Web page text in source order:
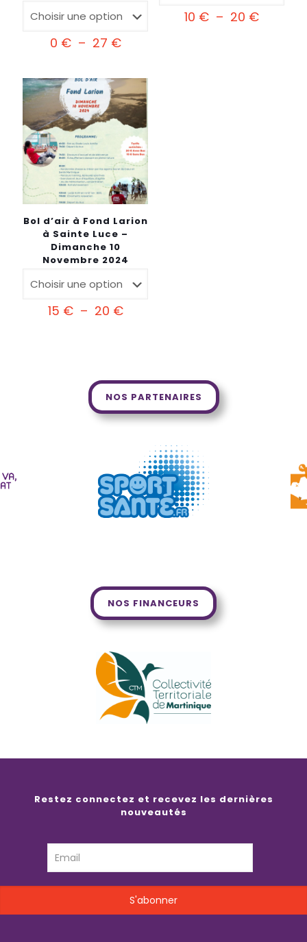
0 € – 27 €Plage
0 €
à
27 €
10 € – 20 €Plage
Bol d’air à Fond Larion
à Sainte Luce –
Dimanche 10
Novembre 2024
15 € – 20 €Plage
NOS PARTENAIRES
NOS FINANCEURS
Restez connectez et recevez les dernières
nouveautés